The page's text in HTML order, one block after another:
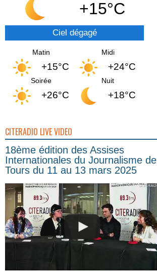
+15°C
Ciel dégagé
Matin
+15°C
Midi
+24°C
Soirée
+26°C
Nuit
+18°C
CITERADIO LIVE VIDEO
18ème édition des Assises
Internationales du Journalisme de
Tours du 11 au 13 mars 2025